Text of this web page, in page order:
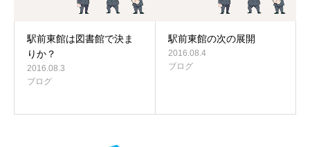
駅前東館は図書館で決ま
りか？
2016.08.3
ブログ
駅前東館の次の展開
2016.08.4
ブログ